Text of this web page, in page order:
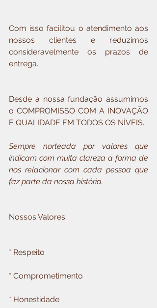
Com isso facilitou o atendimento aos
nossos clientes e reduzimos
consideravelmente os prazos de
entrega.
Desde a nossa fundação assumimos
o COMPROMISSO COM A INOVAÇÃO
E QUALIDADE EM TODOS OS NÍVEIS.
Sempre norteada por valores que
indicam com muita clareza a forma de
nos relacionar com cada pessoa que
faz parte da nossa história.
Nossos Valores
* Respeito
* Comprometimento
* Honestidade